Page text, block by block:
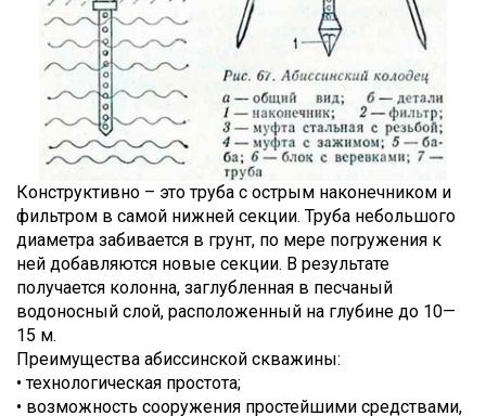
Конструктивно – это труба с острым наконечником и
фильтром в самой нижней секции. Труба небольшого
диаметра забивается в грунт, по мере погружения к
ней добавляются новые секции. В результате
получается колонна, заглубленная в песчаный
водоносный слой, расположенный на глубине до 10—
15 м.
Преимущества абиссинской скважины:
• технологическая простота;
• возможность сооружения простейшими средствами,